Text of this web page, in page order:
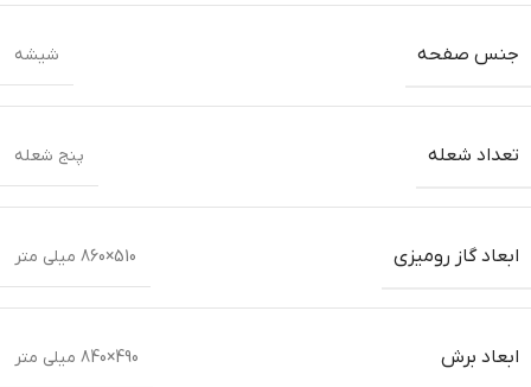
جنس صفحه شیشه
تعداد شعله پنج شعله
ابعاد گاز رومیزی 510×860 میلی متر
ابعاد برش 490×840 میلی متر